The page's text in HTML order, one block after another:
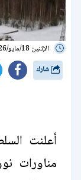
الإثنين 18/مايو/2026 - 06:23 م
أعلنت
مناورات